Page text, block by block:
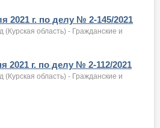
2021 г. по делу № 2-145/2021
(Курская область) - Гражданские и
2021 г. по делу № 2-112/2021
(Курская область) - Гражданские и